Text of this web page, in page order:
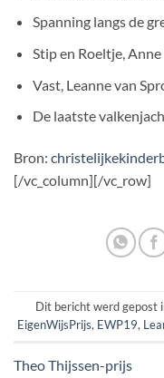
Spanning langs de
Stip en Roeltje,
Vast, Leanne van
De laatste
Bron:
[/vc_column][/vc_row]
Dit bericht werd gepost
EigenWijsPrijs, EWP19,
Theo Thijssen-prijs